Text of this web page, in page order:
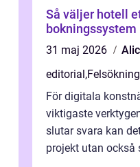
Så väljer hotell
bokningssystem
31 maj 2026
editorial,
För digitala
viktigaste
slutar svara kan
projekt utan också